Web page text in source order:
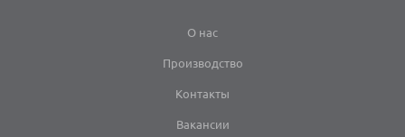
О нас
Производство
Контакты
Вакансии